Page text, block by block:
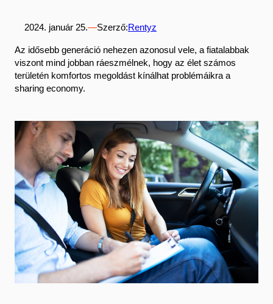
2024. január 25.—Szerző:Rentyz
Az idősebb generáció nehezen azonosul vele, a fiatalabbak
viszont mind jobban ráeszmélnek, hogy az élet számos
területén komfortos megoldást kínálhat problémáikra a
sharing economy.